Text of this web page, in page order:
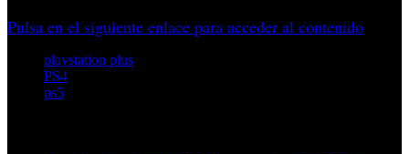
Pulsa en el siguiente enlace para acceder al contenido
playstation plus
PS4
ps5